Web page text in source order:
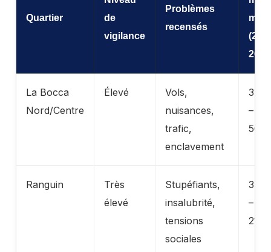
Quartier
de
vigilance
Problèmes
recensés
m²
26)
La Bocca
Nord/Centre
Élevé
Vols,
nuisances,
trafic,
enclavement
3
– 4
500
Ranguin
Très
élevé
Stupéfiants,
insalubrité,
tensions
sociales
3
– 4
217